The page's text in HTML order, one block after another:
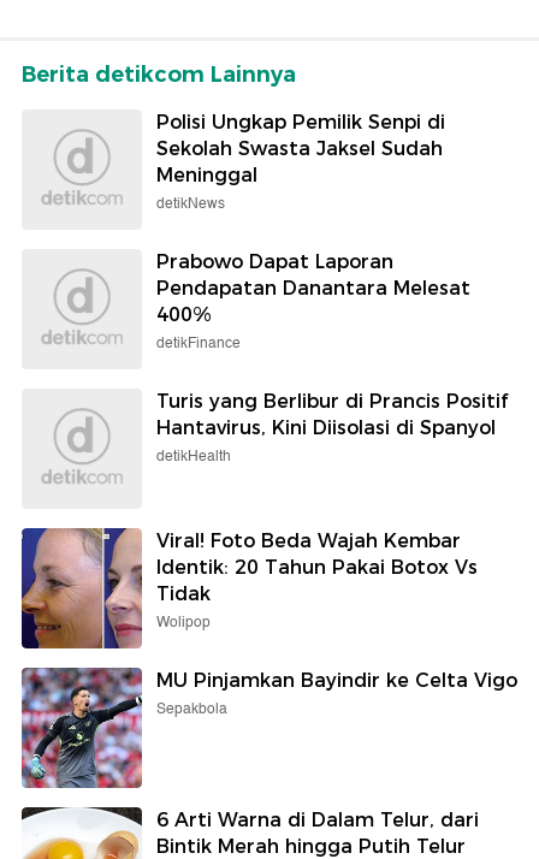
Berita detikcom Lainnya
Polisi Ungkap Pemilik Senpi di
Sekolah Swasta Jaksel Sudah
Meninggal
detikNews
Prabowo Dapat Laporan
Pendapatan Danantara Melesat
400%
detikFinance
Turis yang Berlibur di Prancis Positif
Hantavirus, Kini Diisolasi di Spanyol
detikHealth
Viral! Foto Beda Wajah Kembar
Identik: 20 Tahun Pakai Botox Vs
Tidak
Wolipop
MU Pinjamkan Bayindir ke Celta Vigo
Sepakbola
6 Arti Warna di Dalam Telur, dari
Bintik Merah hingga Putih Telur